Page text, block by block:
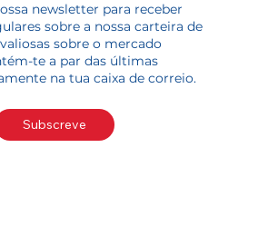
newsletter para receber
sobre a nossa carteira de
sobre o mercado
te a par das últimas
na tua caixa de correio.
Subscreve